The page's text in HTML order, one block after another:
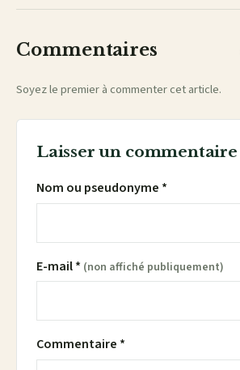
Commentaires
Soyez le premier à commenter cet article.
Laisser un commentaire
Nom ou pseudonyme *
E-mail * (non affiché publiquement)
Commentaire *